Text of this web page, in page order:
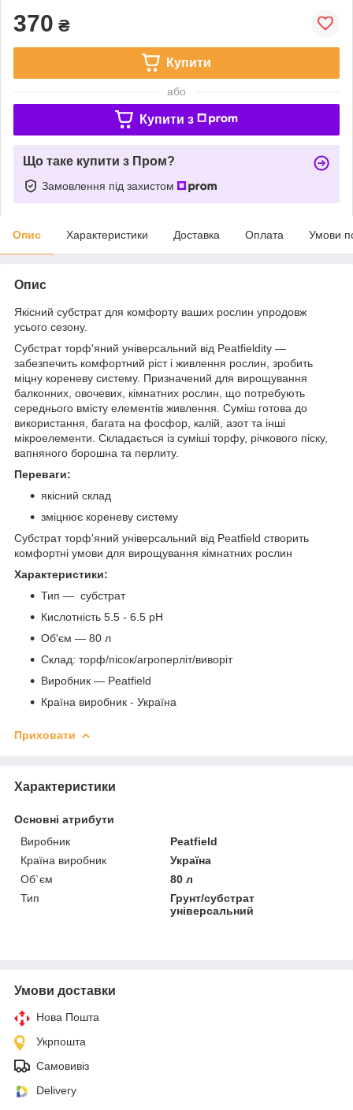
370 ₴
Купити
або
Купити з
Що таке купити з Пром?
Замовлення під захистом
Опис Характеристики Доставка Оплата Умови
Опис
Якісний субстрат для комфорту ваших рослин упродовж
усього сезону.
Субстрат торф'яний універсальний від Peatfieldity —
забезпечить комфортний ріст і живлення рослин, зробить
міцну кореневу систему. Призначений для вирощування
балконних, овочевих, кімнатних рослин, що потребують
середнього вмісту елементів живлення. Суміш готова до
використання, багата на фосфор, калій, азот та інші
мікроелементи. Складається із суміші торфу, річкового піску,
вапняного борошна та перлиту.
Переваги:
якісний склад
зміцнює кореневу систему
Субстрат торф'яний універсальний від Peatfield створить
комфортні умови для вирощування кімнатних рослин
Характеристики:
Тип — субстрат
Кислотність 5.5 - 6.5 рН
Об'єм — 80 л
Склад: торф/пісок/агроперліт/виворіт
Виробник — Peatfield
Країна виробник - Україна
Приховати
Характеристики
Основні атрибути
Виробник
Peatfield
Країна виробник
Україна
Об`єм
80 л
Тип
Грунт/субстрат
універсальний
Умови доставки
Нова Пошта
Укрпошта
Самовивіз
Delivery